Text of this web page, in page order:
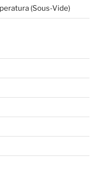
(Sous-Vide)